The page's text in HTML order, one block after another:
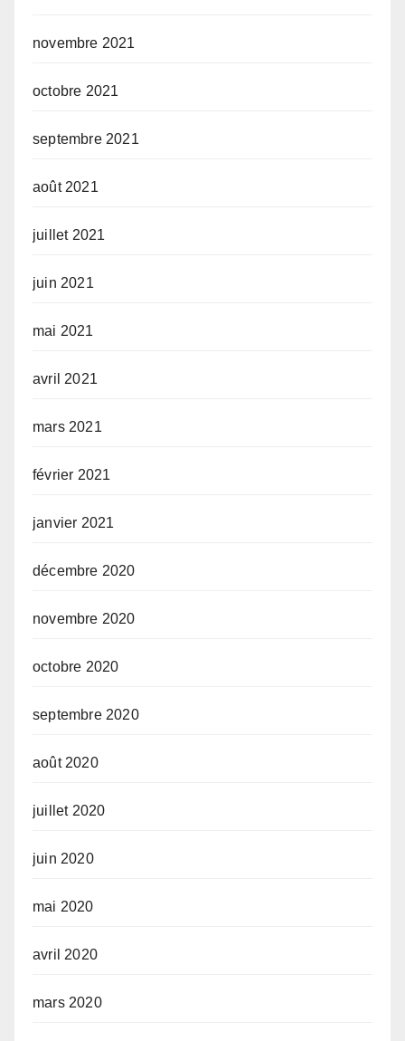
novembre 2021
octobre 2021
septembre 2021
août 2021
juillet 2021
juin 2021
mai 2021
avril 2021
mars 2021
février 2021
janvier 2021
décembre 2020
novembre 2020
octobre 2020
septembre 2020
août 2020
juillet 2020
juin 2020
mai 2020
avril 2020
mars 2020